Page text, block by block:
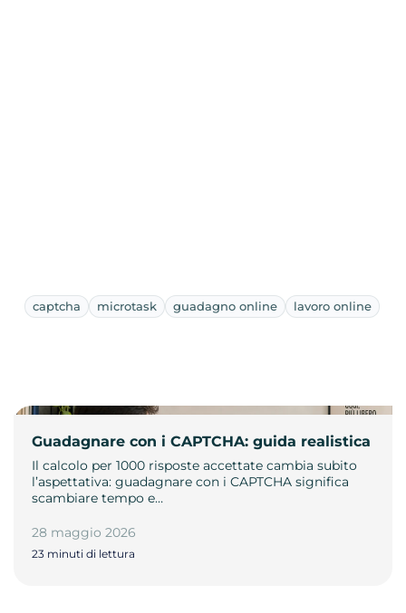
captcha microtask guadagno online lavoro online
Guadagnare con i CAPTCHA: guida realistica
Il calcolo per 1000 risposte accettate cambia subito
l’aspettativa: guadagnare con i CAPTCHA significa
scambiare tempo e…
28 maggio 2026
23 minuti di lettura